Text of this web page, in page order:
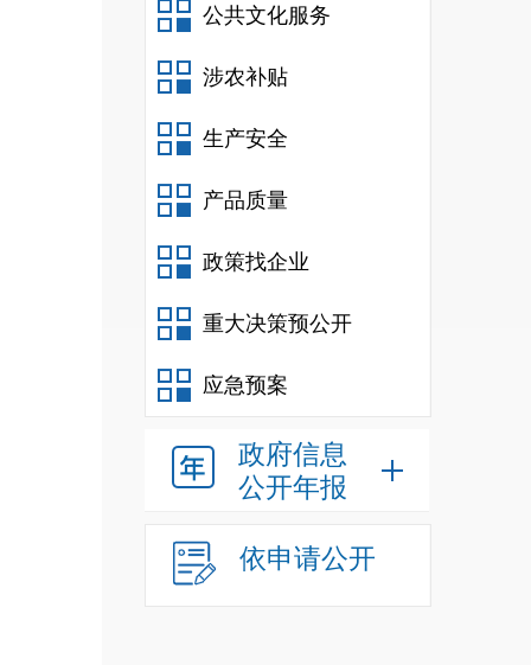
公共文化服务
涉农补贴
生产安全
产品质量
政策找企业
重大决策预公开
应急预案
政府信息
公开年报
依申请公开